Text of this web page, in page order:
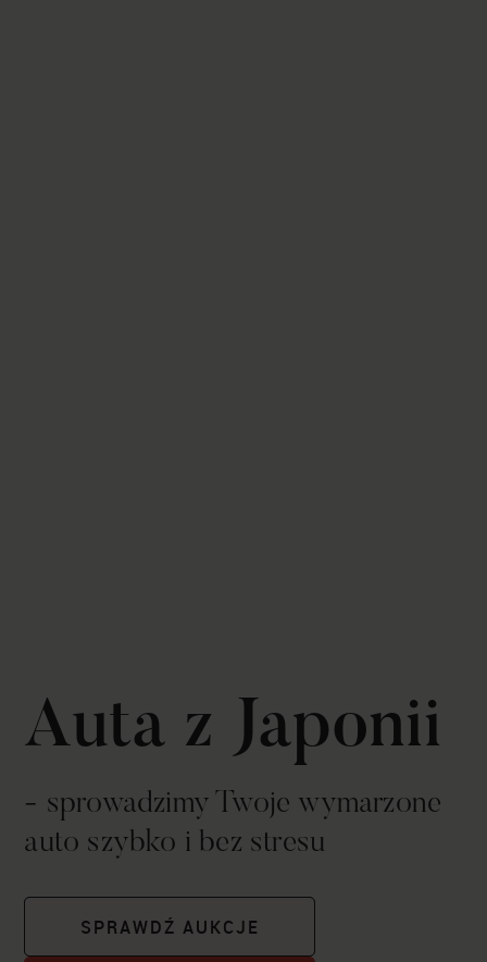
Auta z Japonii
- sprowadzimy Twoje wymarzone
auto szybko i bez stresu
SPRAWDŹ AUKCJE